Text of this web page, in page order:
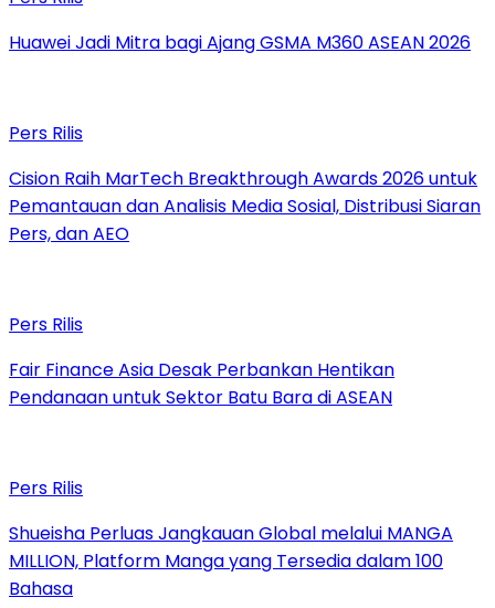
Huawei Jadi Mitra bagi Ajang GSMA M360 ASEAN 2026
Pers Rilis
Cision Raih MarTech Breakthrough Awards 2026 untuk
Pemantauan dan Analisis Media Sosial, Distribusi Siaran
Pers, dan AEO
Pers Rilis
Fair Finance Asia Desak Perbankan Hentikan
Pendanaan untuk Sektor Batu Bara di ASEAN
Pers Rilis
Shueisha Perluas Jangkauan Global melalui MANGA
MILLION, Platform Manga yang Tersedia dalam 100
Bahasa